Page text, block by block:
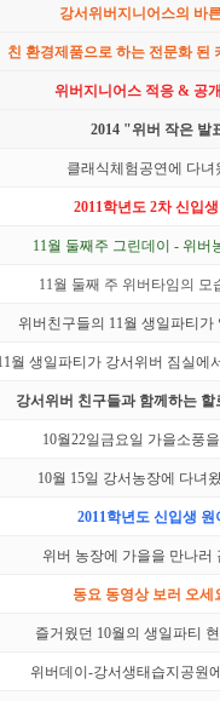
강서위버지니어스의 바
친 환경제품으로 하는 전문화 된
위버지니어스 적응 & 공
2014 "위버 작은 발
클래식체험공연에 다
2011학년도 2차 신입
11월 둘째주 그린데이 - 위버
11월 둘째 주 위버타임의
위버친구들의 11월 생일파티가
월 생일파티가 강서위버 짐실에
강서위버 친구들과 함께하는
10월22일금요일 가을소풍
10월 15일 강서농장에 다녀
2011학년도 신입생 원
위버 농장에 가을을 만나러
동요 동영상 보러 오세
즐거웠던 10월의 생일파티
위버데이-강서생태습지공원